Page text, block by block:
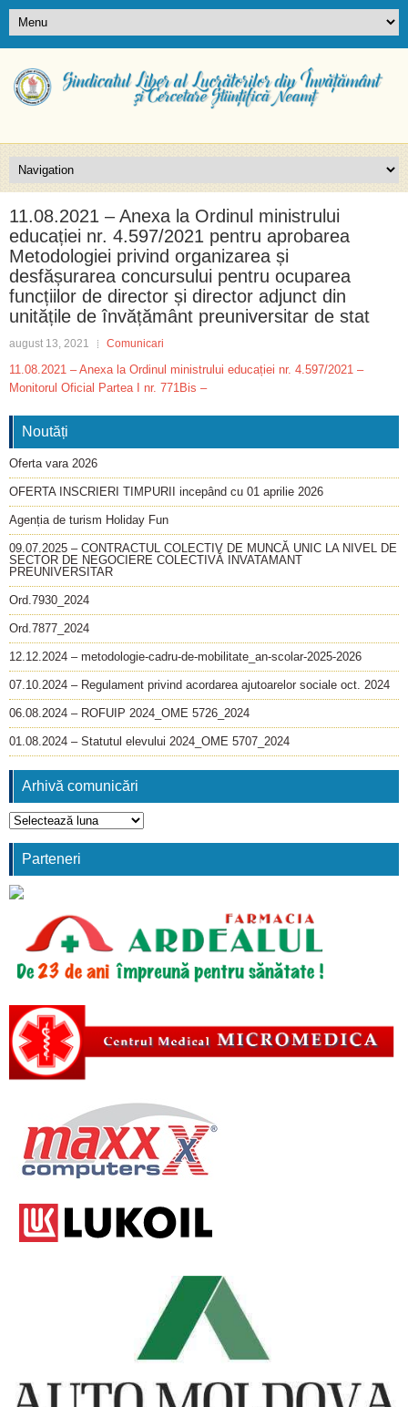
11.08.2021 – Anexa la Ordinul ministrului
educației nr. 4.597/2021 pentru aprobarea
Metodologiei privind organizarea și
desfășurarea concursului pentru ocuparea
funcțiilor de director și director adjunct din
unitățile de învățământ preuniversitar de stat
august 13, 2021 Comunicari
11.08.2021 – Anexa la Ordinul ministrului educației nr. 4.597/2021 –
Monitorul Oficial Partea I nr. 771Bis –
Noutăți
Oferta vara 2026
OFERTA INSCRIERI TIMPURII incepând cu 01 aprilie 2026
Agenția de turism Holiday Fun
09.07.2025 – CONTRACTUL COLECTIV DE MUNCĂ UNIC LA NIVEL DE
SECTOR DE NEGOCIERE COLECTIVĂ INVATAMANT
PREUNIVERSITAR
Ord.7930_2024
Ord.7877_2024
12.12.2024 – metodologie-cadru-de-mobilitate_an-scolar-2025-2026
07.10.2024 – Regulament privind acordarea ajutoarelor sociale oct. 2024
06.08.2024 – ROFUIP 2024_OME 5726_2024
01.08.2024 – Statutul elevului 2024_OME 5707_2024
Arhivă comunicări
Arhivă
comunicări
Parteneri